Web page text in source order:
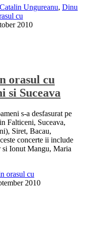
Catalin Ungureanu, Dinu
cu
2010
orasul cu
si Suceava
s-a desfasurat pe
Falticeni, Suceava,
Siret, Bacau,
concerte ii include
si Ionut Mangu, Maria
orasul cu
2010